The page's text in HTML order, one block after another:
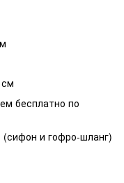
бесплатно по
и гофро-шланг)